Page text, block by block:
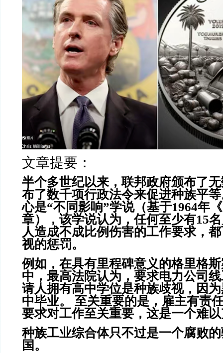
文章提要：
半个多世纪以来，联邦政府颁布了
布了数千项行政法令来促进种族平
心是“不同影响”学说（基于1964年
章），该学说认为，任何至少有15
人造成不成比例伤害的工作要求，
视的惩罚。
例如，在具有里程碑意义的格里格
中，最高法院认为，要求电力公司
请人拥有高中学位是种族歧视，因
中毕业。 至关重要的是，雇主有责
要求对工作至关重要，这是一个难
种族工业综合体只不过是一个腐败
国。